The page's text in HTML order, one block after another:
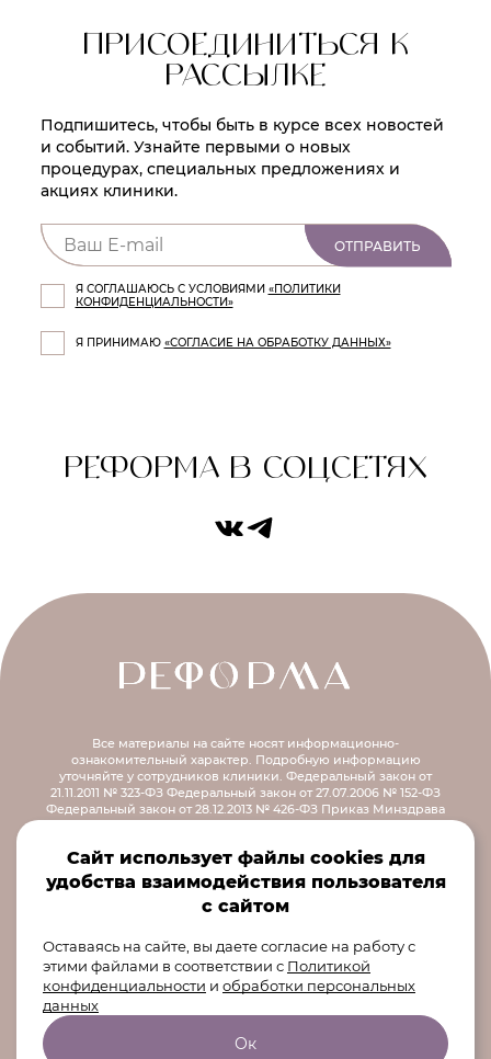
Сайт использует файлы cookies для
удобства взаимодействия пользователя
с сайтом
Оставаясь на сайте, вы даете согласие на работу с
этими файлами в соответствии с Политикой
конфиденциальности и обработки персональных
данных
Ок
ПРИСОЕДИНИТЬСЯ К
РАССЫЛКЕ
Подпишитесь, чтобы быть в курсе всех новостей
и событий. Узнайте первыми о новых
процедурах, специальных предложениях и
акциях клиники.
ОТПРАВИТЬ
Я СОГЛАШАЮСЬ С УСЛОВИЯМИ «ПОЛИТИКИ
КОНФИДЕНЦИАЛЬНОСТИ»
Я ПРИНИМАЮ «СОГЛАСИЕ НА ОБРАБОТКУ ДАННЫХ»
РЕФОРМА В СОЦСЕТЯХ
Все материалы на сайте носят информационно-
ознакомительный характер. Подробную информацию
уточняйте у сотрудников клиники. Федеральный закон от
21.11.2011 № 323-ФЗ Федеральный закон от 27.07.2006 № 152-ФЗ
Федеральный закон от 28.12.2013 № 426-ФЗ Приказ Минздрава
© 2026 ООО «Реформа
Екатеринбург» 620000,
Свердловская область, г
Жукова, д. 13, пом. 8-10